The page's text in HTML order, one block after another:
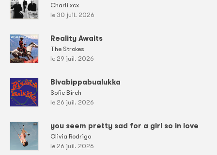
Charli xcx
le 30 juil. 2026
Reality Awaits
The Strokes
le 29 juil. 2026
Bivabippabualukka
Sofie Birch
le 26 juil. 2026
you seem pretty sad for a girl so in love
Olivia Rodrigo
le 26 juil. 2026